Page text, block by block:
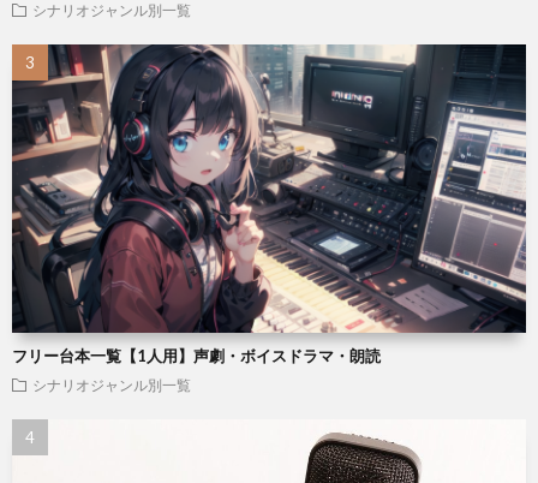
シナリオジャンル別一覧
フリー台本一覧【1人用】声劇・ボイスドラマ・朗読
シナリオジャンル別一覧